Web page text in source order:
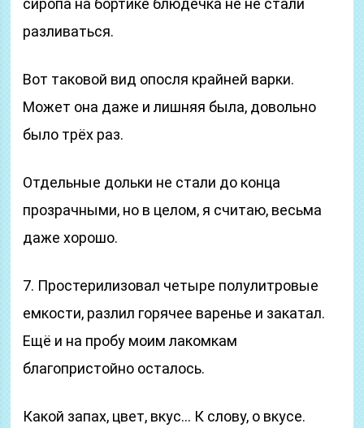
сиропа на бортике блюдечка не не стали
разливаться.
Вот таковой вид опосля крайней варки.
Может она даже и лишняя была, довольно
было трёх раз.
Отдельные дольки не стали до конца
прозрачными, но в целом, я считаю, весьма
даже хорошо.
7. Простерилизовал четыре полулитровые
емкости, разлил горячее варенье и закатал.
Ещё и на пробу моим лакомкам
благопристойно осталось.
Какой запах, цвет, вкус… К слову, о вкусе.